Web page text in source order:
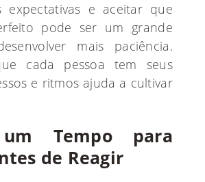
expectativas e aceitar que
pode ser um grande
mais paciência.
cada pessoa tem seus
e ritmos ajuda a cultivar
Tempo para
de Reagir